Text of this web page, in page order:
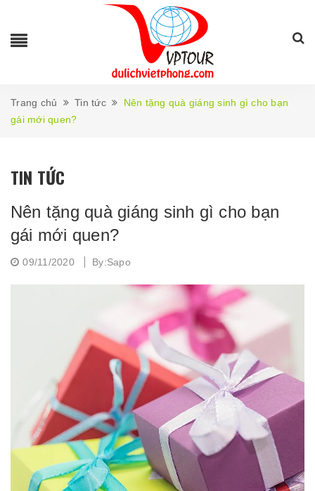
Trang chủ Tin tức
Nên tặng quà giáng sinh gì cho bạn
gái mới quen?
TIN TỨC
Nên tặng quà giáng sinh gì cho bạn
gái mới quen?
09/11/2020 By:Sapo